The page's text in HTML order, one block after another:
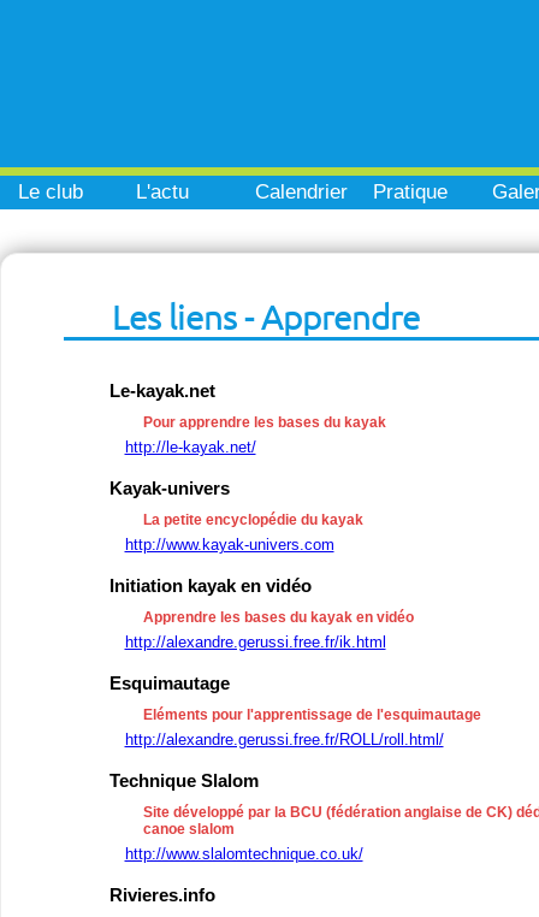
Le club L'actu Calendrier Pratique
Les liens - Apprendre
Le-kayak.net
Pour apprendre les bases du kayak
http://le-kayak.net/
Kayak-univers
La petite encyclopédie du kayak
http://www.kayak-univers.com
Initiation kayak en vidéo
Apprendre les bases du kayak en vidéo
http://alexandre.gerussi.free.fr/ik.html
Esquimautage
Eléments pour l'apprentissage de l'esquimautage
http://alexandre.gerussi.free.fr/ROLL/roll.html/
Technique Slalom
Site développé par la BCU (fédération anglaise de CK)
canoe slalom
http://www.slalomtechnique.co.uk/
Rivieres.info